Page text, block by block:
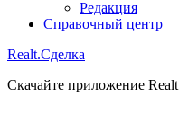
Редакция
Справочный центр
Realt.Сделка
Скачайте приложение Realt